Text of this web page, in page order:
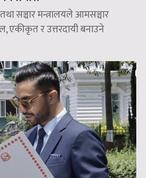
सञ्चार मन्त्रालयले आमसञ्चार
एकीकृत र उत्तरदायी बनाउने